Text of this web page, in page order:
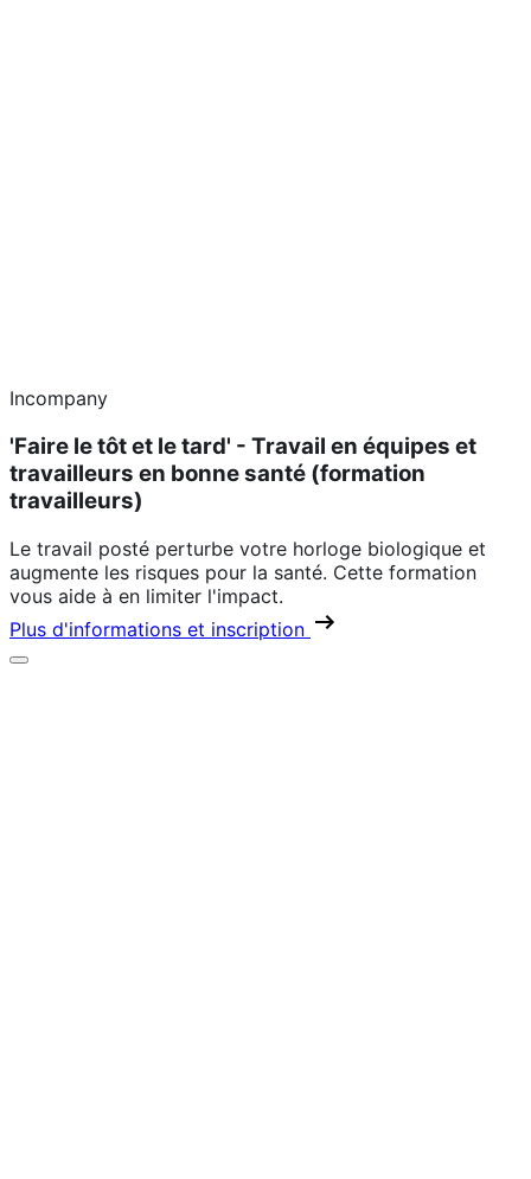
Incompany
'Faire le tôt et le tard' - Travail en équipes et
travailleurs en bonne santé (formation
travailleurs)
Le travail posté perturbe votre horloge biologique et
augmente les risques pour la santé. Cette formation
vous aide à en limiter l'impact.
Plus d'informations et inscription